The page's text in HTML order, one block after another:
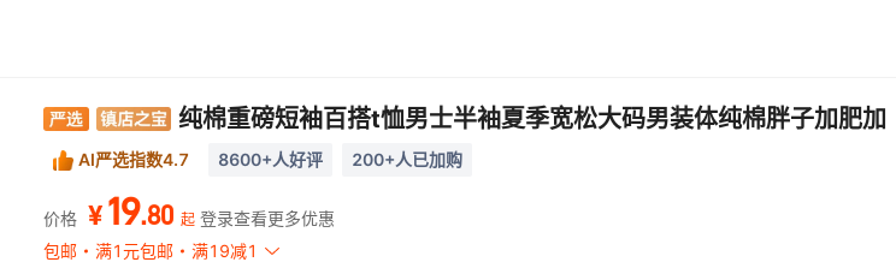
纯棉重磅短袖百搭t恤男士半袖夏季宽松大码男装体纯棉胖子加肥加
AI严选指数4.7 8600+人好评 200+人已加购
价格 ¥19.80 起 登录查看更多优惠
包邮
满1元包邮 满19减1